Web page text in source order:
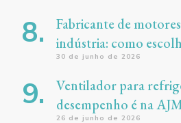
Fabricante de
indústria: como
30 de junho de 2026
Ventilador para
desempenho é na
26 de junho de 2026